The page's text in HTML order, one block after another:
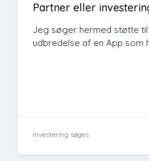
Partner eller
Jeg søger hermed støtte
udbredelse af en App som
Investering søges